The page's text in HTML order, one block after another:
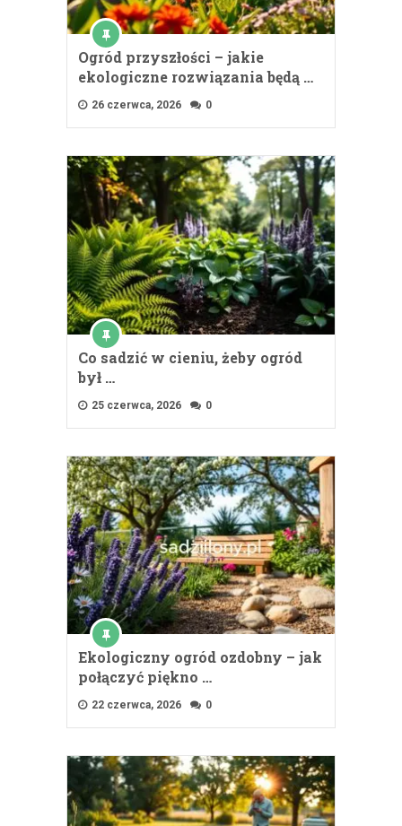
Ogród przyszłości – jakie
ekologiczne rozwiązania będą …
26 czerwca, 2026 0
Co sadzić w cieniu, żeby ogród
był …
25 czerwca, 2026 0
Ekologiczny ogród ozdobny – jak
połączyć piękno …
22 czerwca, 2026 0